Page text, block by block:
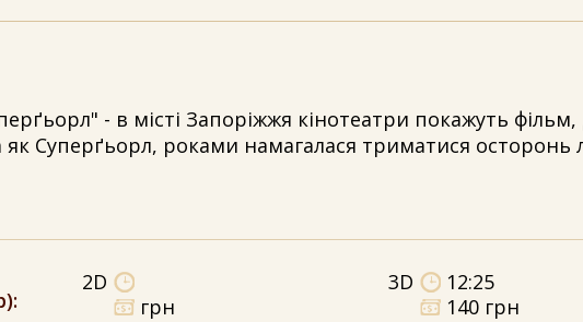
- в місті Запоріжжя кінотеатри покажуть
як Суперґьорл, роками намагалася триматися осторонь
:
2D
грн
3D
12:25
140 грн